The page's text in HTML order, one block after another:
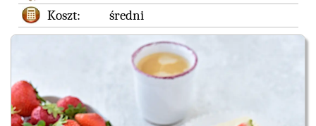
Koszt:
średni